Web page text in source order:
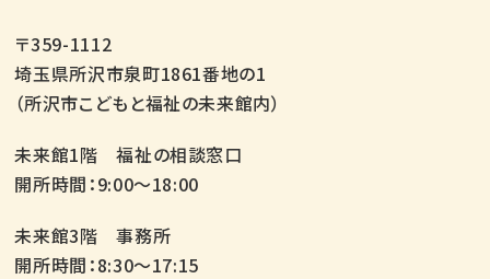
〒359-1112
埼玉県所沢市泉町1861番地の1
（所沢市こどもと福祉の未来館内）
未来館1階 福祉の相談窓口
開所時間：9:00～18:00
未来館3階 事務所
開所時間：8:30～17:15